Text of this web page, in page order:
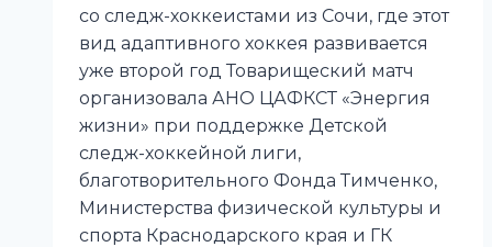
со следж-хоккеистами из Сочи, где этот
вид адаптивного хоккея развивается
уже второй год Товарищеский матч
организовала АНО ЦАФКСТ «Энергия
жизни» при поддержке Детской
следж-хоккейной лиги,
благотворительного Фонда Тимченко,
Министерства физической культуры и
спорта Краснодарского края и ГК